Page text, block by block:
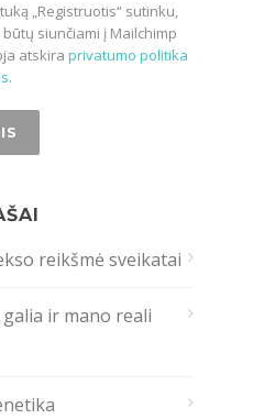
„Registruotis“ sutinku,
siunčiami į Mailchimp
atskira privatumo politika
.
reikšmė sveikatai
ir mano reali